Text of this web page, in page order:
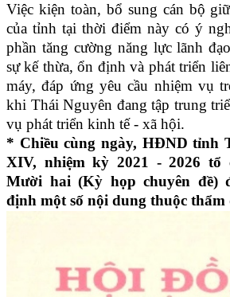
Việc kiện toàn, bổ sung cán bộ
của tỉnh tại thời điểm này có ý
phần tăng cường năng lực lãnh
sự kế thừa, ổn định và phát triển
máy, đáp ứng yêu cầu nhiệm vụ
khi Thái Nguyên đang tập trung
vụ phát triển kinh tế - xã hội.
* Chiều cùng ngày, HĐND tỉnh
XIV, nhiệm kỳ 2021 - 2026 tổ
Mười hai (Kỳ họp chuyên đề)
định một số nội dung thuộc thẩm